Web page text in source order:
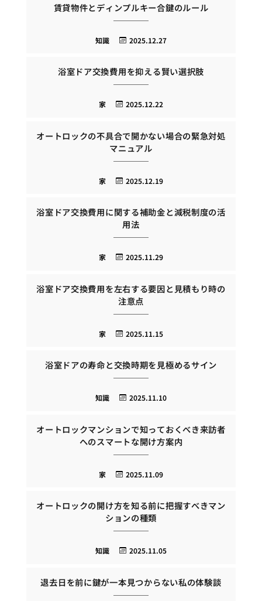
賃貸物件とディンプルキー合鍵のルール
2025.12.27
知識
浴室ドア交換費用を抑える賢い選択肢
2025.12.22
家
オートロックの不具合で開かない場合の緊急対処
マニュアル
2025.12.19
家
浴室ドア交換費用に関する補助金と減税制度の活
用法
2025.11.29
家
浴室ドア交換費用を左右する要因と見積もり時の
注意点
2025.11.15
家
浴室ドアの寿命と交換時期を見極めるサイン
2025.11.10
知識
オートロックマンションで知っておくべき来訪者
へのスマートな開け方案内
2025.11.09
家
オートロックの開け方を知る前に把握すべきマン
ションの種類
2025.11.05
知識
退去日を前に鍵が一本見つからない私の体験談